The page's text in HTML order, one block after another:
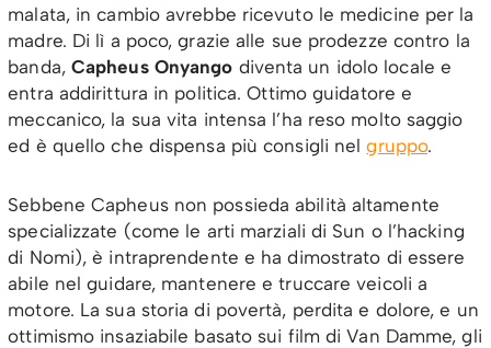
malata, in cambio avrebbe ricevuto le medicine per la
madre. Di lì a poco, grazie alle sue prodezze contro la
banda, Capheus Onyango diventa un idolo locale e
entra addirittura in politica. Ottimo guidatore e
meccanico, la sua vita intensa l’ha reso molto saggio
ed è quello che dispensa più consigli nelgruppo.
Sebbene Capheus non possieda abilità altamente
specializzate (come le arti marziali di Sun o l’hacking
di Nomi), è intraprendente e ha dimostrato di essere
abile nel guidare, mantenere e truccare veicoli a
motore. La sua storia di povertà, perdita e dolore, e un
ottimismo insaziabile basato sui film di Van Damme, gli